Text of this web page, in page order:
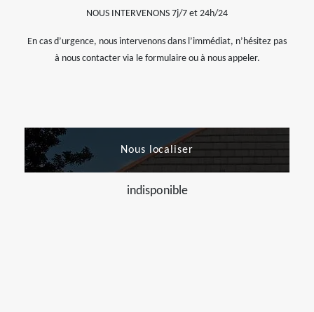
NOUS INTERVENONS 7j/7 et 24h/24
En cas d’urgence, nous intervenons dans l’immédiat, n’hésitez pas
à nous contacter via le formulaire ou à nous appeler.
Nous localiser
indisponible